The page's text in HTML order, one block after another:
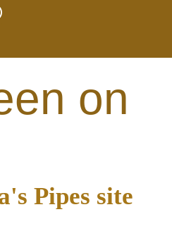
on
Pipes site